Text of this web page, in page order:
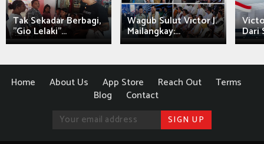
Tak Sekadar Berbagi,
"Gio Lelaki"...
Wagub Sulut Victor J.
Mailangkay:... Dari
Home About Us App Store Reach Out
Terms
Blog
Contact